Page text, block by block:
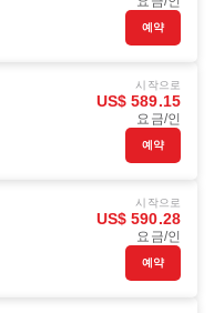
예약
시작으로
US$ 589.15
요금/인
예약
시작으로
US$ 590.28
요금/인
예약